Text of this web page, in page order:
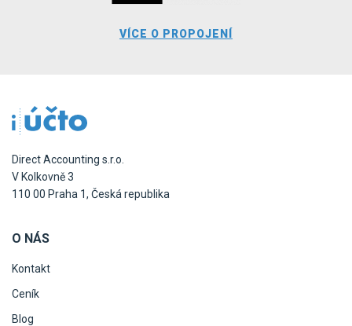
VÍCE O PROPOJENÍ
Direct Accounting s.r.o.
V Kolkovně 3
110 00 Praha 1, Česká republika
O NÁS
Kontakt
Ceník
Blog